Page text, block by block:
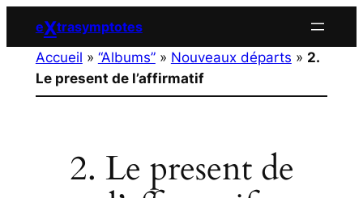
contenu
eXtrasymptotes
Accueil » “Albums”» Nouveaux départs » 2.
Le present de l’affirmatif
2. Le present de